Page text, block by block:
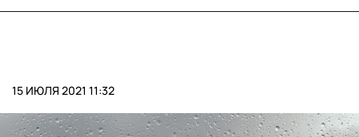
15 ИЮЛЯ 2021 11:32